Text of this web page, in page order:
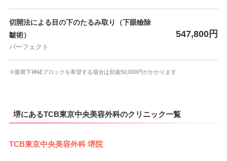
切開法による目の下のたるみ取り（下眼瞼除
皺術）
パーフェクト
547,800円
※眼窩下神経ブロックを希望する場合は別途50,000円がかかります
堺にあるTCB東京中央美容外科のクリニック一覧
TCB東京中央美容外科 堺院